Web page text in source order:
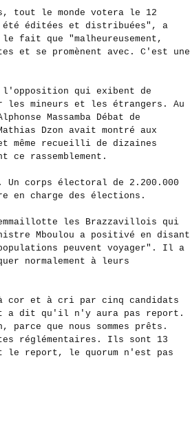
tout le monde votera le 12
éditées et distribuées", a
fait que "malheureusement,
et se promènent avec. C'est une
qui exibent de
les mineurs et les étrangers. Au
Massamba Débat de
Dzon avait montré aux
même recueilli de dizaines
ce rassemblement.
corps électoral de 2.200.000
charge des élections.
les Brazzavillois qui
Mboulou a positivé en disant
peuvent voyager". Il a
normalement à leurs
cor et à cri par cinq candidats
a dit qu'il n'y aura pas report.
que nous sommes prêts.
réglémentaires. Ils sont 13
le report, le quorum n'est pas